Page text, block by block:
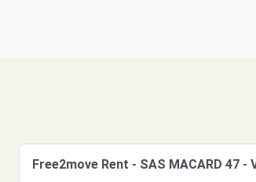
Free2move Rent - SAS MACARD 47 -